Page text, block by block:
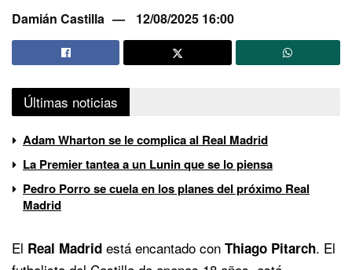
Damián Castilla 12/08/2025 16:00
Últimas noticias
Adam Wharton se le complica al Real Madrid
La Premier tantea a un Lunin que se lo piensa
Pedro Porro se cuela en los planes del próximo Real
Madrid
El Real Madrid está encantado con Thiago Pitarch. El